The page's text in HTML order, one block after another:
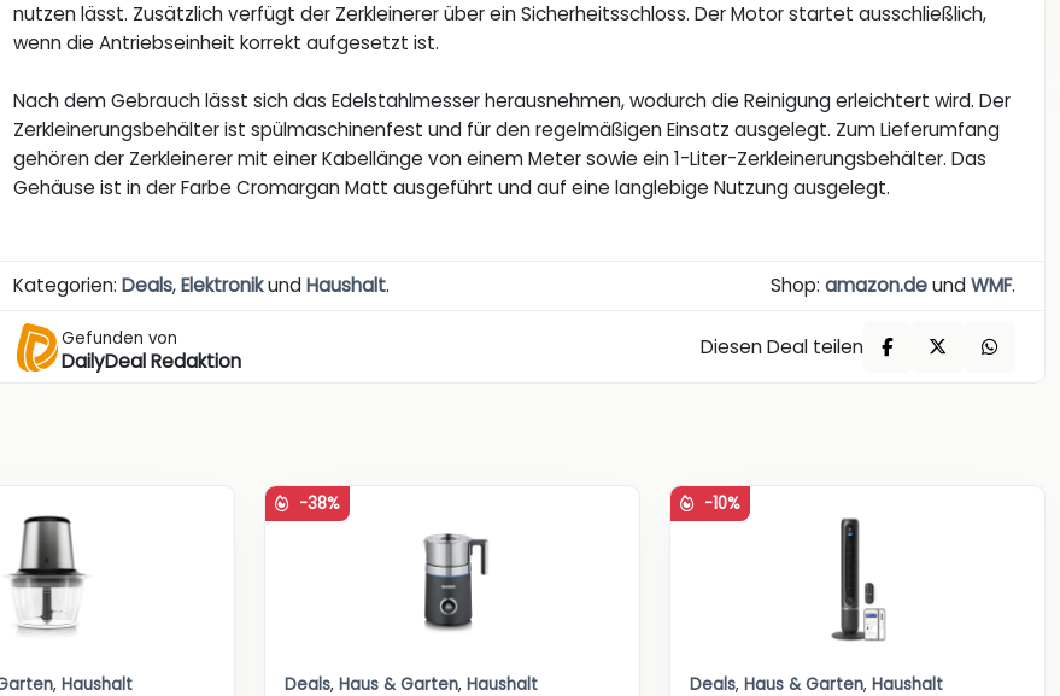
nutzen lässt. Zusätzlich verfügt der Zerkleinerer über ein Sicherheitsschloss. Der Motor startet ausschließlich,
wenn die Antriebseinheit korrekt aufgesetzt ist.
Nach dem Gebrauch lässt sich das Edelstahlmesser herausnehmen, wodurch die Reinigung erleichtert wird. Der
Zerkleinerungsbehälter ist spülmaschinenfest und für den regelmäßigen Einsatz ausgelegt. Zum Lieferumfang
gehören der Zerkleinerer mit einer Kabellänge von einem Meter sowie ein 1-Liter-Zerkleinerungsbehälter. Das
Gehäuse ist in der Farbe Cromargan Matt ausgeführt und auf eine langlebige Nutzung ausgelegt.
Kategorien:Deals,ElektronikundHaushalt. Shop: amazon.deundWMF.
Gefunden von
DailyDeal Redaktion
Diesen Deal teilen
, Haushalt
-38%
Deals, Haus & Garten, Haushalt
-10%
Deals, Haus & Garten, Haushalt